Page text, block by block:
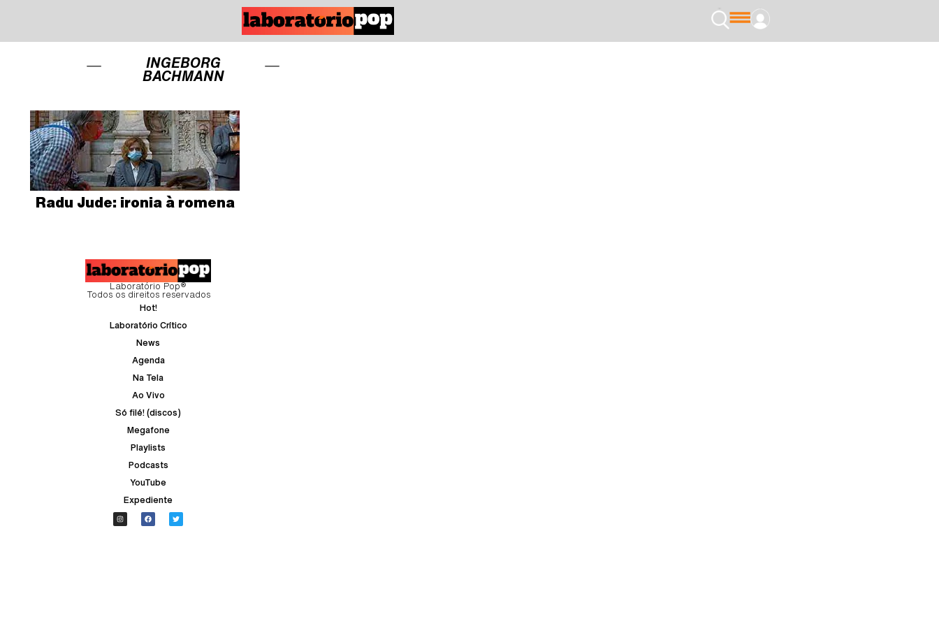
INGEBORG
BACHMANN
Radu Jude: ironia à romena
Laboratório Pop®
Todos os direitos reservados
Hot!
Laboratório Crítico
News
Agenda
Na Tela
Ao Vivo
Só filé! (discos)
Megafone
Playlists
Podcasts
YouTube
Expediente